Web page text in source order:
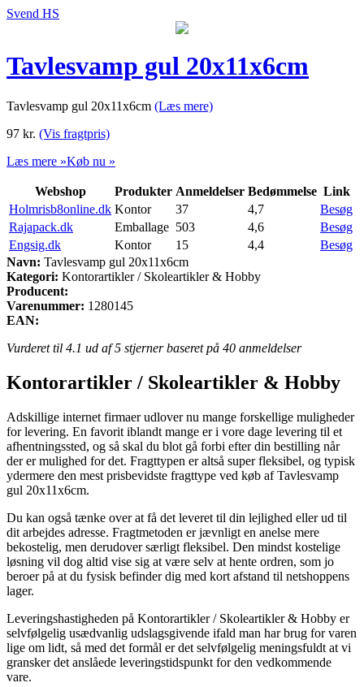
Svend HS
Tavlesvamp gul 20x11x6cm
Tavlesvamp gul 20x11x6cm (Læs mere)
97 kr. (Vis fragtpris)
Læs mere »Køb nu »
Webshop Produkter Anmeldelser Bedømmelse Link
Holmrisb8online.dk Kontor 37 4,7
Besøg
Rajapack.dk
Emballage 503 4,6
Besøg
Engsig.dk
Kontor 15 4,4
Besøg
Navn: Tavlesvamp gul 20x11x6cm
Kategori: Kontorartikler / Skoleartikler & Hobby
Producent:
Varenummer: 1280145
EAN:
Vurderet til 4.1 ud af 5 stjerner baseret på 40 anmeldelser
Kontorartikler / Skoleartikler & Hobby
Adskillige internet firmaer udlover nu mange forskellige muligheder
for levering. En favorit iblandt mange er i vore dage levering til et
afhentningssted, og så skal du blot gå forbi efter din bestilling når
der er mulighed for det. Fragttypen er altså super fleksibel, og typisk
ydermere den mest prisbevidste fragttype ved køb af Tavlesvamp
gul 20x11x6cm.
Du kan også tænke over at få det leveret til din lejlighed eller ud til
dit arbejdes adresse. Fragtmetoden er jævnligt en anelse mere
bekostelig, men derudover særligt fleksibel. Den mindst kostelige
løsning vil dog altid vise sig at være selv at hente ordren, som jo
beroer på at du fysisk befinder dig med kort afstand til netshoppens
lager.
Leveringshastigheden på Kontorartikler / Skoleartikler & Hobby er
selvfølgelig usædvanlig udslagsgivende ifald man har brug for varen
lige om lidt, så med det formål er det selvfølgelig meningsfuldt at vi
gransker det anslåede leveringstidspunkt for den vedkommende
vare.